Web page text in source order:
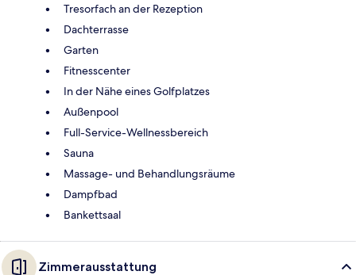
Tresorfach an der Rezeption
Dachterrasse
Garten
Fitnesscenter
In der Nähe eines Golfplatzes
Außenpool
Full-Service-Wellnessbereich
Sauna
Massage- und Behandlungsräume
Dampfbad
Bankettsaal
Zimmerausstattung